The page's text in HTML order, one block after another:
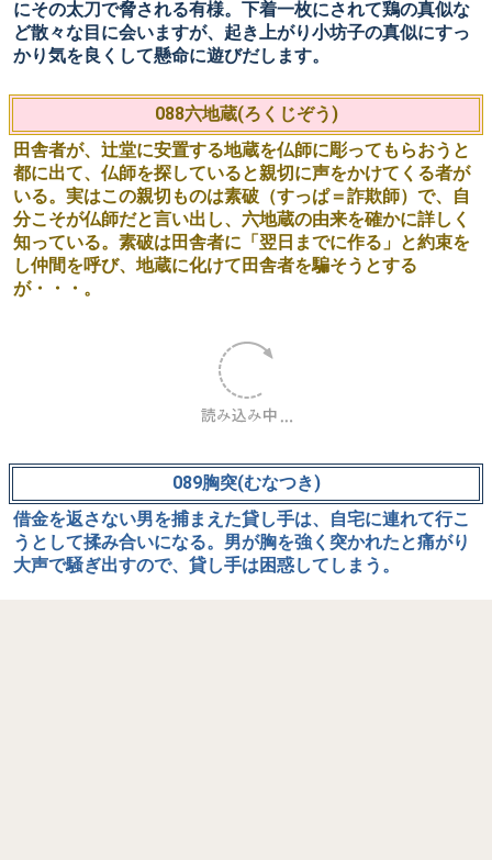
085狐塚(きつねづか)
を追い払うよう言われた太郎冠者と次郎冠者は、鳴子を持
って鳥を追う。日が暮れて庵に入り夜の番をしていると、
主人が酒を持って訪れるが、二人は狐が化かしに来たと勘
違いし青松葉で燻してしまう。
086首引(くびびき)
鎮西ゆかりの者と名乗る若者が、都へ昇る途中、播磨の印
南野にて鬼に出会い、鬼の姫のお食い初めにされる所、機
087二人大名(ふたりだいみょう)
太刀持も持たない二人の大名、道通りの者をつかまえて太
にその太刀で脅される有様。下着一枚にされて鶏の真似な
ど散々な目に会いますが、起き上がり小坊子の真似にすっ
かり気を良くして懸命に遊びだします。
088六地蔵(ろくじぞう)